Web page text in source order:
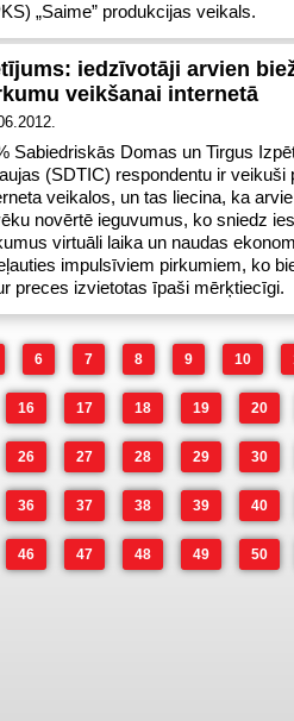
„Saime” produkcijas veikals.
iedzīvotāji arvien
veikšanai internetā
Sabiedriskās Domas un Tirgus
(SDTIC) respondentu ir veikuši
veikalos, un tas liecina, ka
novērtē ieguvumus, ko sniedz
virtuāli laika un naudas
impulsīviem pirkumiem, ko
preces izvietotas īpaši mērķtiecīgi.
6 7 8 9 10
16 17 18 19 20
26 27 28 29 30
36 37 38 39 40
46 47 48 49 50